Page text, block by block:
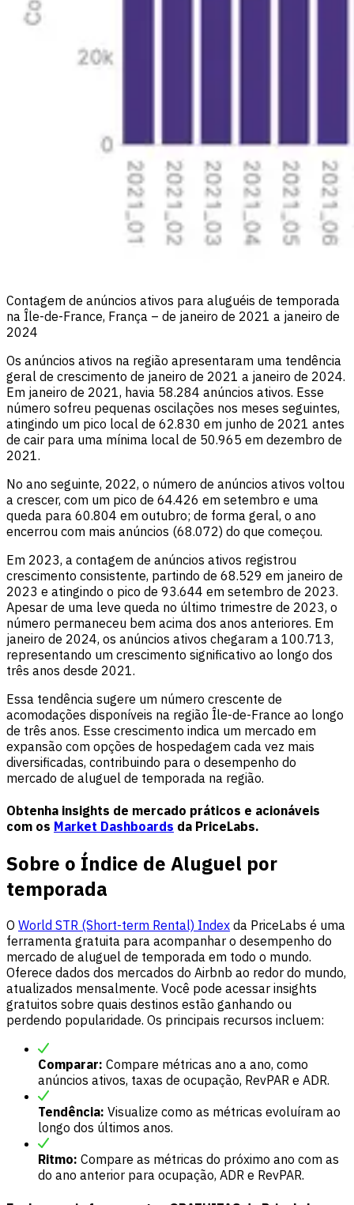
Contagem de anúncios ativos para aluguéis de temporada
na Île-de-France, França – de janeiro de 2021 a janeiro de
2024
Os anúncios ativos na região apresentaram uma tendência
geral de crescimento de janeiro de 2021 a janeiro de 2024.
Em janeiro de 2021, havia 58.284 anúncios ativos. Esse
número sofreu pequenas oscilações nos meses seguintes,
atingindo um pico local de 62.830 em junho de 2021 antes
de cair para uma mínima local de 50.965 em dezembro de
2021.
No ano seguinte, 2022, o número de anúncios ativos voltou
a crescer, com um pico de 64.426 em setembro e uma
queda para 60.804 em outubro; de forma geral, o ano
encerrou com mais anúncios (68.072) do que começou.
Em 2023, a contagem de anúncios ativos registrou
crescimento consistente, partindo de 68.529 em janeiro de
2023 e atingindo o pico de 93.644 em setembro de 2023.
Apesar de uma leve queda no último trimestre de 2023, o
número permaneceu bem acima dos anos anteriores. Em
janeiro de 2024, os anúncios ativos chegaram a 100.713,
representando um crescimento significativo ao longo dos
três anos desde 2021.
Essa tendência sugere um número crescente de
acomodações disponíveis na região Île-de-France ao longo
de três anos. Esse crescimento indica um mercado em
expansão com opções de hospedagem cada vez mais
diversificadas, contribuindo para o desempenho do
mercado de aluguel de temporada na região.
Obtenha insights de mercado práticos e acionáveis
com os Market Dashboards da PriceLabs.
Sobre o Índice de Aluguel por
temporada
O World STR (Short-term Rental) Index da PriceLabs é uma
ferramenta gratuita para acompanhar o desempenho do
mercado de aluguel de temporada em todo o mundo.
Oferece dados dos mercados do Airbnb ao redor do mundo,
atualizados mensalmente. Você pode acessar insights
gratuitos sobre quais destinos estão ganhando ou
perdendo popularidade. Os principais recursos incluem:
Comparar: Compare métricas ano a ano, como
anúncios ativos, taxas de ocupação, RevPAR e ADR.
Tendência: Visualize como as métricas evoluíram ao
longo dos últimos anos.
Ritmo: Compare as métricas do próximo ano com as
do ano anterior para ocupação, ADR e RevPAR.